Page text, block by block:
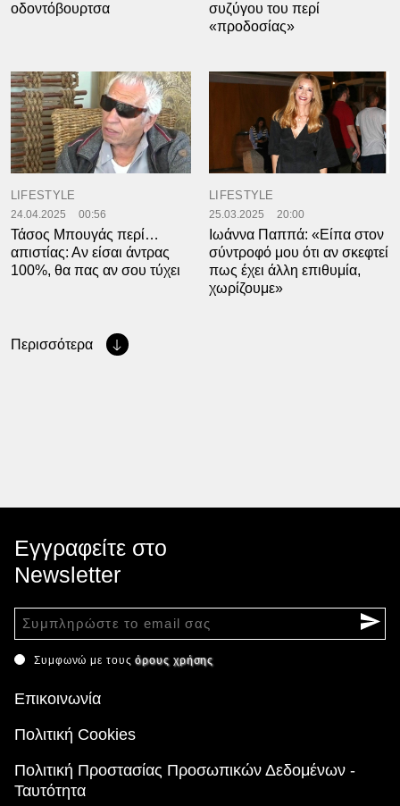
οδοντόβουρτσα
συζύγου του περί
«προδοσίας»
LIFESTYLE
24.04.2025 00:56
Τάσος Μπουγάς περί…
απιστίας: Αν είσαι άντρας
100%, θα πας αν σου τύχει
LIFESTYLE
25.03.2025 20:00
Ιωάννα Παππά: «Είπα στον
σύντροφό μου ότι αν σκεφτεί
πως έχει άλλη επιθυμία,
χωρίζουμε»
Περισσότερα
Εγγραφείτε στο
Newsletter
Συμφωνώ με τουςόρους χρήσης
Επικοινωνία
Πολιτική Cookies
Πολιτική Προστασίας Προσωπικών Δεδομένων -
Ταυτότητα